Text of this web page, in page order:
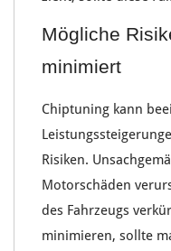
Mögliche
minimiert
Chiptuning kann
Risiken.
Motorschäden
des Fahrzeugs
minimieren, sollte